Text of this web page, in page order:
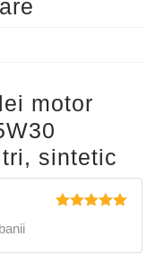
motor
sintetic